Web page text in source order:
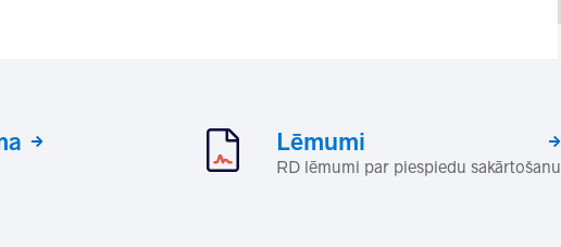
Lēmumi
RD lēmumi par piespiedu sakārtošanu